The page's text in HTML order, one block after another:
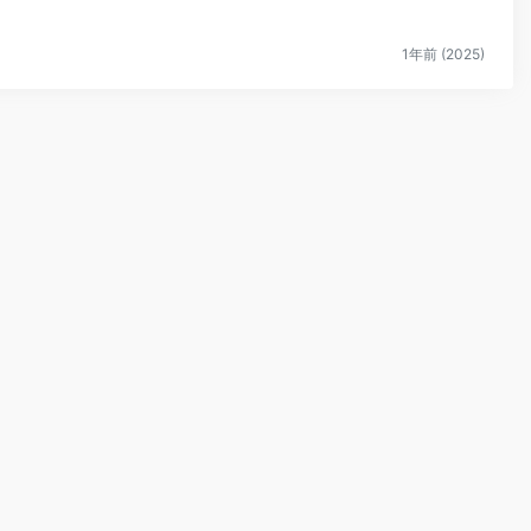
1年前 (2025)